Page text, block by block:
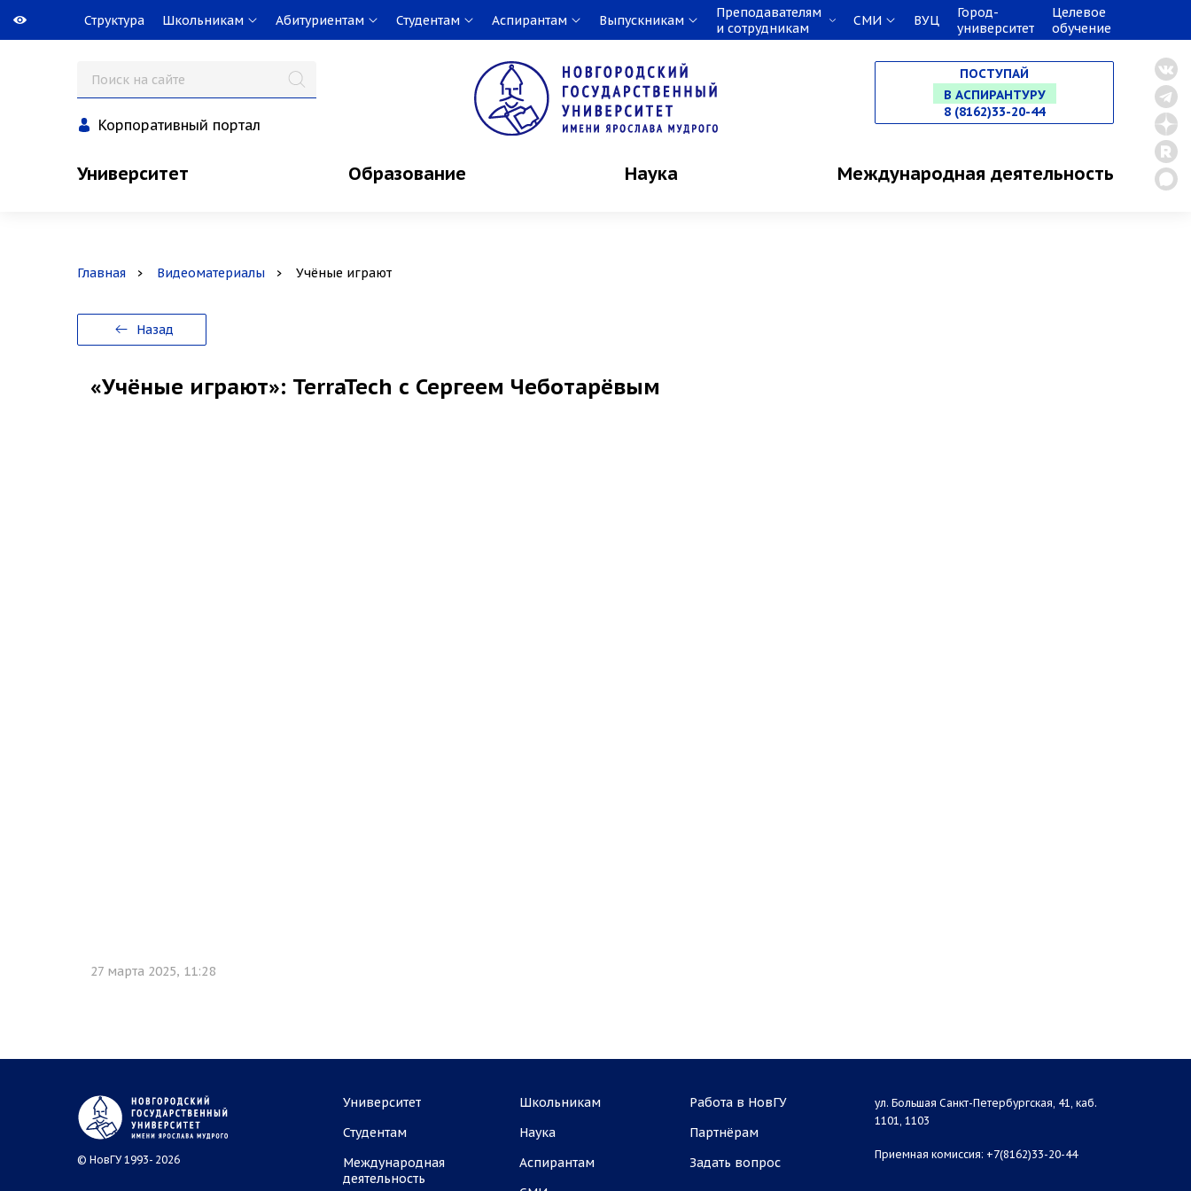
Структура Школьникам Абитуриентам Студентам Аспирантам Выпускникам
Преподавателям
и сотрудникам
СМИ ВУЦ
Город-
университет
Целевое
обучение
Корпоративный портал
ПОСТУПАЙ
В АСПИРАНТУРУ
8 (8162)33-20-44
Университет Образование Наука Международная деятельность
Главная Видеоматериалы Учёные играют
Назад
«Учёные играют»: TerraTech с Сергеем Чеботарёвым
27 марта 2025, 11:28
© НовГУ 1993- 2026
Университет
Студентам
Международная
деятельность
Школьникам
Наука
Аспирантам
Работа в НовГУ
Партнёрам
Задать вопрос
ул. Большая Санкт-Петербургская, 41, каб.
1101, 1103
Приемная комиссия: +7(8162)33-20-44